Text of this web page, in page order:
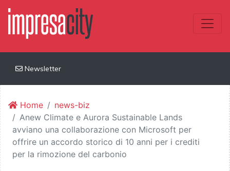
Newsletter
Home
news-biz
Anew Climate e Aurora Sustainable Lands
avviano una collaborazione con Microsoft per
offrire un accordo storico di 10 anni per i crediti
per la rimozione del carbonio